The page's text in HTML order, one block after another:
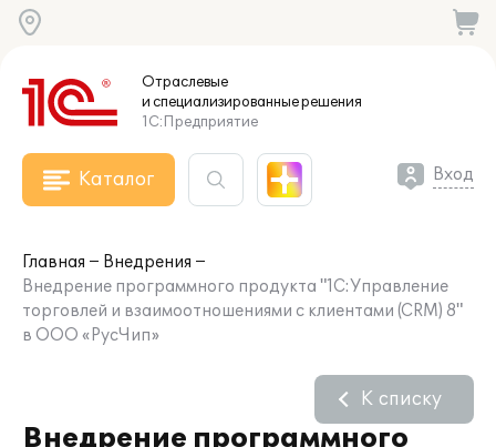
Отраслевые
и специализированныерешения
1С:Предприятие
Каталог Вход
Главная
Внедрения
Внедрение программного продукта "1С:Управление
торговлей и взаимоотношениями с клиентами (CRM) 8"
в ООО «РусЧип»
Внедрение программного
К списку